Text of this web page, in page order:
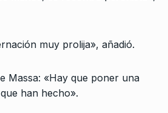
muy prolija», añadió.
Massa: «Hay que poner una
han hecho».
Santiago Seillant: “Es una
ALERTA! 17 De Junio De 2023